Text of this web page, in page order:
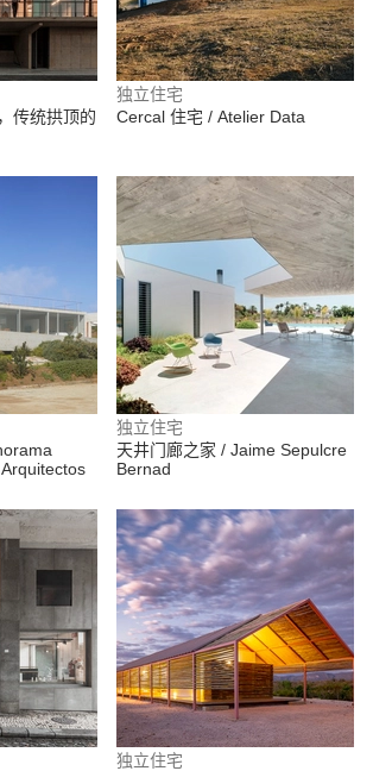
传统拱顶的
独立住宅
Cercal 住宅 / Atelier Data
独立住宅
天井门廊之家 / Jaime Sepulcre
Bernad
独立住宅